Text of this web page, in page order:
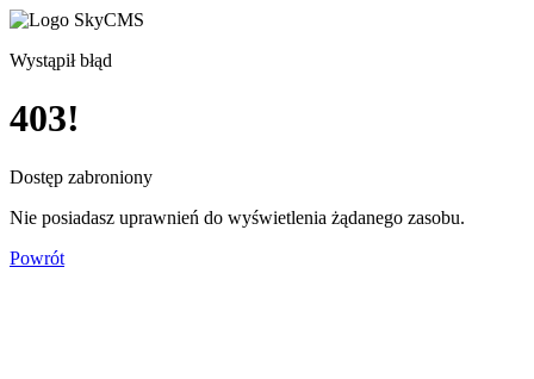
Wystąpił błąd
403!
Dostęp zabroniony
Nie posiadasz uprawnień do wyświetlenia żądanego zasobu.
Powrót